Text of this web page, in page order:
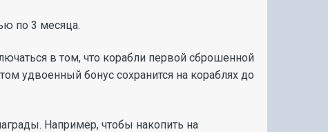
по 3 месяца.
в том, что корабли первой сброшенной
удвоенный бонус сохранится на кораблях до
Например, чтобы накопить на